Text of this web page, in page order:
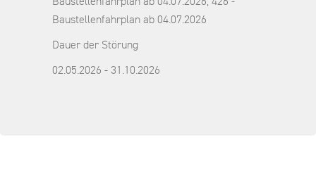
Baustellenfahrplan ab 04.07.2026
Dauer der Störung
02.05.2026 - 31.10.2026